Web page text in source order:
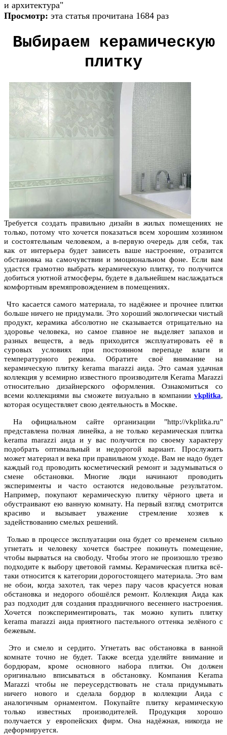
и архитектура"
Просмотр: эта статья прочитана 1684 раз
Выбираем керамическую
плитку
Требуется создать правильно дизайн в жилых помещениях не
только, потому что хочется показаться всем хорошим хозяином
и состоятельным человеком, а в-первую очередь для себя, так
как от интерьера будет зависеть ваше настроение, отразится
обстановка на самочувствии и эмоциональном фоне. Если вам
удастся грамотно выбрать керамическую плитку, то получится
добиться уютной атмосферы, будете в дальнейшем наслаждаться
комфортным времяпровождением в помещениях.
Что касается самого материала, то надёжнее и прочнее плитки
больше ничего не придумали. Это хороший экологически чистый
продукт, керамика абсолютно не сказывается отрицательно на
здоровье человека, но самое главное не выделяет запахов и
разных веществ, а ведь приходится эксплуатировать её в
суровых условиях при постоянном перепаде влаги и
температурного режима. Обратите своё внимание на
керамическую плитку kerama marazzi аида. Это самая удачная
коллекция у всемирно известного производителя Kerama Marazzi
относительно дизайнерского оформления. Ознакомиться со
всеми коллекциями вы сможете визуально в компании vkplitka,
которая осуществляет свою деятельность в Москве.
На официальном сайте организации "http://vkplitka.ru"
представлена полная линейка, а не только керамическая плитка
kerama marazzi аида и у вас получится по своему характеру
подобрать оптимальный и недорогой вариант. Прослужить
может материал и века при правильном уходе. Вам не надо будет
каждый год проводить косметический ремонт и задумываться о
смене обстановки. Многие люди начинают проводить
эксперименты и часто остаются недовольные результатом.
Например, покупают керамическую плитку чёрного цвета и
обустраивают ею ванную комнату. На первый взгляд смотрится
красиво и вызывает уважение стремление хозяев к
задействованию смелых решений.
Только в процессе эксплуатации она будет со временем сильно
угнетать и человеку хочется быстрее покинуть помещение,
чтобы вырваться на свободу. Чтобы этого не произошло трезво
подходите к выбору цветовой гаммы. Керамическая плитка всё-
таки относится к категории дорогостоящего материала. Это вам
не обои, когда захотел, так через пару часов красуется новая
обстановка и недорого обошёлся ремонт. Коллекция Аида как
раз подходит для создания праздничного весеннего настроения.
Хочется поэкспериментировать, так можно купить плитку
kerama marazzi аида приятного пастельного оттенка зелёного с
бежевым.
Это и смело и сердито. Угнетать вас обстановка в ванной
комнате точно не будет. Также всегда уделяйте внимание и
бордюрам, кроме основного набора плитки. Он должен
оригинально вписываться в обстановку. Компания Kerama
Marazzi чтобы не переусердствовать не стала придумывать
ничего нового и сделала бордюр в коллекции Аида с
аналогичным орнаментом. Покупайте плитку керамическую
только известных производителей. Продукция хорошо
получается у европейских фирм. Она надёжная, никогда не
деформируется.